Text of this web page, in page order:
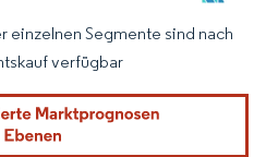
erfordert Namensnennung
einzelnen Segmente sind nach
verfügbar